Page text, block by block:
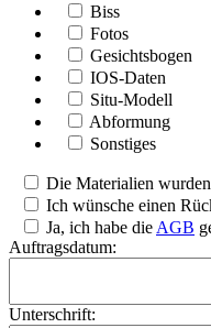
Biss
Fotos
Gesichtsbogen
IOS-Daten
Situ-Modell
Abformung
Sonstiges
Die Materialien
Ich wünsche einen
Ja, ich habe die AGB
Auftragsdatum:
Unterschrift: